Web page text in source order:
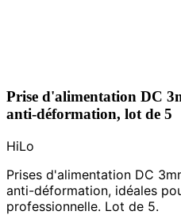
Prise d'alimentation DC
anti-déformation, lot de 5
HiLo
Prises d'alimentation DC
anti-déformation, idéales
professionnelle. Lot de 5.